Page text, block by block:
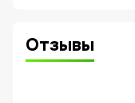
Отзывы